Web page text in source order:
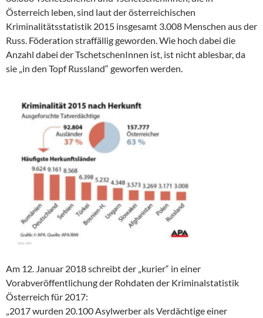
Österreich leben, sind laut der österreichischen
Kriminalitätsstatistik 2015 insgesamt 3.008 Menschen aus der
Russ. Föderation straffällig geworden. Wie hoch dabei die
Anzahl dabei der TschetschenInnen ist, ist nicht ablesbar, da
sie „in den Topf Russland“ geworfen werden.
Am 12. Januar 2018 schreibt der „kurier“ in einer
Vorabveröffentlichung der Rohdaten der Kriminalstatistik
Österreich für 2017:
„2017 wurden 20.100 Asylwerber als Verdächtige einer